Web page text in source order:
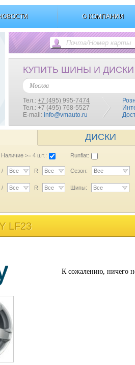
О КОМПАНИИ
КУПИТЬ ШИНЫ И ДИСКИ
Москва
Тел.: +7 (495) 995-7474
Тел.: +7 (495) 768-5527
E-mail: info@vmauto.ru
ДИСКИ
Наличие >= 4 шт.: Runflat:
/ Все R Все Сезон: Все
/ Все R Все Шипы: Все
LF23
К сожалению, ничего